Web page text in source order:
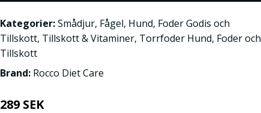
Kategorier:Smådjur, Fågel, Hund, Foder Godis och
Tillskott, Tillskott & Vitaminer, Torrfoder Hund, Foder och
Tillskott
Brand: Rocco Diet Care
289 SEK